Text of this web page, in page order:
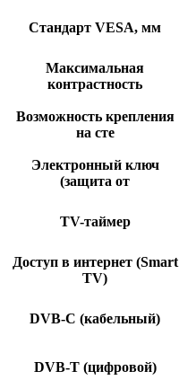
Стандарт VESA, мм
Максимальная
контрастность
Возможность крепления
на сте
Электронный ключ
(защита от
TV-таймер
Доступ в интернет (Smart
TV)
DVB-C (кабельный)
DVB-T (цифровой)